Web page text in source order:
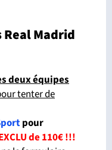
Madrid
deux équipes
tenter de
pour
de 110€ !!!